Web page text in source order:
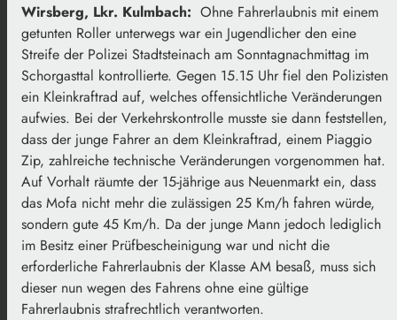
Wirsberg, Lkr. Kulmbach: Ohne Fahrerlaubnis mit einem
getunten Roller unterwegs war ein Jugendlicher den eine
Streife der Polizei Stadtsteinach am Sonntagnachmittag im
Schorgasttal kontrollierte. Gegen 15.15 Uhr fiel den Polizisten
ein Kleinkraftrad auf, welches offensichtliche Veränderungen
aufwies. Bei der Verkehrskontrolle musste sie dann feststellen,
dass der junge Fahrer an dem Kleinkraftrad, einem Piaggio
Zip, zahlreiche technische Veränderungen vorgenommen hat.
Auf Vorhalt räumte der 15-jährige aus Neuenmarkt ein, dass
das Mofa nicht mehr die zulässigen 25 Km/h fahren würde,
sondern gute 45 Km/h. Da der junge Mann jedoch lediglich
im Besitz einer Prüfbescheinigung war und nicht die
erforderliche Fahrerlaubnis der Klasse AM besaß, muss sich
dieser nun wegen des Fahrens ohne eine gültige
Fahrerlaubnis strafrechtlich verantworten.